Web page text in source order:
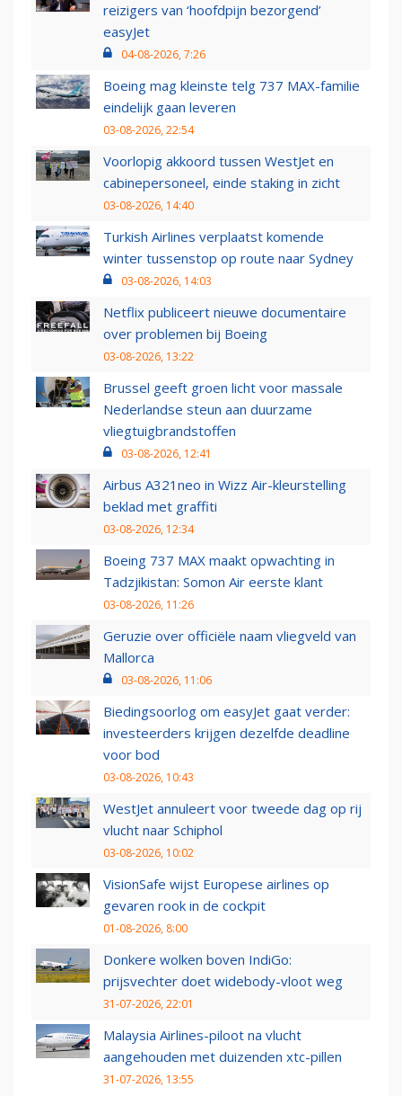
reizigers van ‘hoofdpijn bezorgend’
easyJet
04-08-2026, 7:26
Boeing mag kleinste telg 737 MAX-familie
eindelijk gaan leveren
03-08-2026, 22:54
Voorlopig akkoord tussen WestJet en
cabinepersoneel, einde staking in zicht
03-08-2026, 14:40
Turkish Airlines verplaatst komende
winter tussenstop op route naar Sydney
03-08-2026, 14:03
Netflix publiceert nieuwe documentaire
over problemen bij Boeing
03-08-2026, 13:22
Brussel geeft groen licht voor massale
Nederlandse steun aan duurzame
vliegtuigbrandstoffen
03-08-2026, 12:41
Airbus A321neo in Wizz Air-kleurstelling
beklad met graffiti
03-08-2026, 12:34
Boeing 737 MAX maakt opwachting in
Tadzjikistan: Somon Air eerste klant
03-08-2026, 11:26
Geruzie over officiële naam vliegveld van
Mallorca
03-08-2026, 11:06
Biedingsoorlog om easyJet gaat verder:
investeerders krijgen dezelfde deadline
voor bod
03-08-2026, 10:43
WestJet annuleert voor tweede dag op rij
vlucht naar Schiphol
03-08-2026, 10:02
VisionSafe wijst Europese airlines op
gevaren rook in de cockpit
01-08-2026, 8:00
Donkere wolken boven IndiGo:
prijsvechter doet widebody-vloot weg
31-07-2026, 22:01
Malaysia Airlines-piloot na vlucht
aangehouden met duizenden xtc-pillen
31-07-2026, 13:55